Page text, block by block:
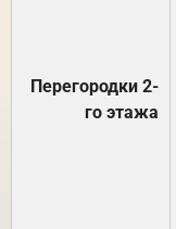
Перегородки 2-
го этажа